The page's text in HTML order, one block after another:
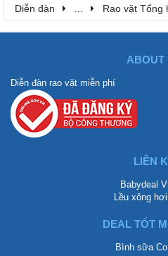
Diễn đàn ... Rao vặt Tổng
ABOUT
Diễn đàn rao vặt miễn phí
LIÊN
Babydeal
Lều xông
DEAL TỐT
Bình sữa